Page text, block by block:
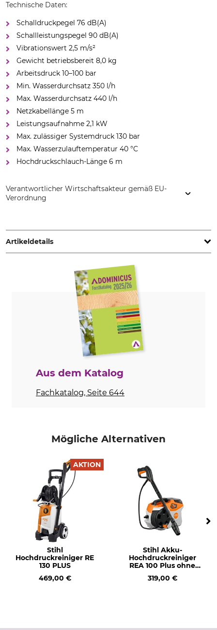
Technische Daten:
Schalldruckpegel 76 dB(A)
Schallleistungspegel 90 dB(A)
Vibrationswert 2,5 m/s²
Gewicht betriebsbereit 8,0 kg
Arbeitsdruck 10–100 bar
Min. Wasserdurchsatz 350 l/h
Max. Wasserdurchsatz 440 l/h
Netzkabellänge 5 m
Leistungsaufnahme 2,1 kW
Max. zulässiger Systemdruck 130 bar
Max. Wasserzulauftemperatur 40 °C
Hochdruckschlauch-Länge 6 m
Verantwortlicher Wirtschaftsakteur gemäß EU-
Verordnung
64807 Dieburg, Germany, www.stihl.de
Artikeldetails
Antrieb
Elektro
Min. Wasserdurchsatz
350 l/h
Max. Wasserdurchsatz
Max. Arbeitsdruck
100 bar
Hochdruckreiniger
Modellbezeichnung
Schlauchlänge
Aus dem Katalog
Fachkatalog, Seite 644
Mögliche Alternativen
AKTION
Stihl
Hochdruckreiniger RE
130 PLUS
469,00 €
Stihl Akku-
Hochdruckreiniger
REA 100 Plus ohne
319,00 €